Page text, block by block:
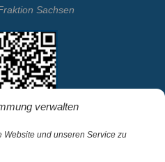
verwalten
Website und unseren Service zu
Sachsen